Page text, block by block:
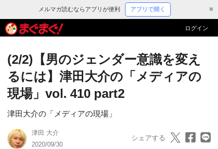
メルマガ読むならアプリが便利 アプリで開く ✖
ログイン
(2/2)【男のジェンダー意識を変え
るには】津田大介の「メディアの
現場」vol. 410 part2
津田大介の「メディアの現場」
津田 大介
2020/09/30
シェアする